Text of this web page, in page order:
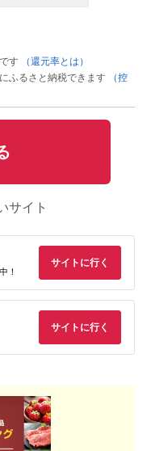
す
（還元率とは）
ふるさと納税できます
（控
サイト
！
サイトに行く
サイトに行く